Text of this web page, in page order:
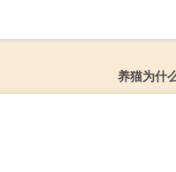
养猫为什